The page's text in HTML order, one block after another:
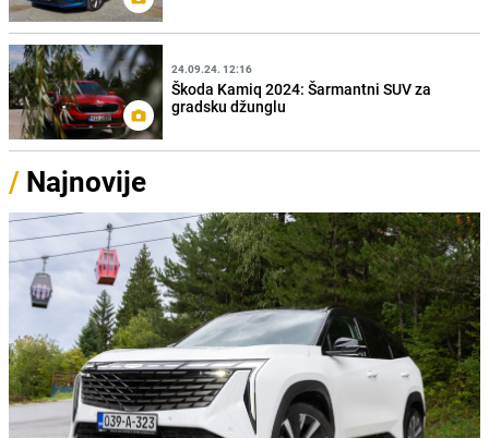
24.09.24. 12:16
Škoda Kamiq 2024: Šarmantni SUV za
gradsku džunglu
/ Najnovije